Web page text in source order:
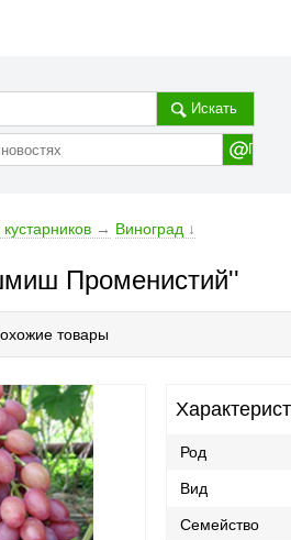
Искать
→ Виноград ↓
Променистий''
товары
Род
Вид
Семейство